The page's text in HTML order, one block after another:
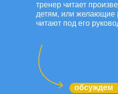
тренер читает
детям, или желающие
читают под его
обсуждем